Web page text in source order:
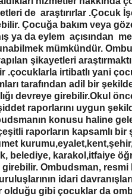
de araştırırlar .Çocuk
Çocuğa bakım veya
ya da eylem açısından
mümkündür.
şikayetleri
.çocuklarla irtibatlı yani
tarafından adil bir
devreye girebilir.Okul
raporlarını uygun
konusu haline
raporların kapsamlı bir
belediye, karakol,itfaiye
girebilir. Ombudsman,
idari
olduğu gibi çocuklar da